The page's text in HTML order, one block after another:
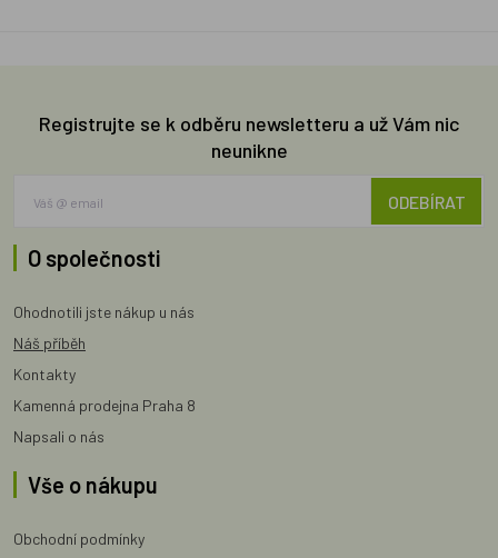
Registrujte se k odběru newsletteru a už Vám nic
neunikne
ODEBÍRAT
O společnosti
Ohodnotili jste nákup u nás
Náš příběh
Kontakty
Kamenná prodejna Praha 8
Napsali o nás
Vše o nákupu
Obchodní podmínky